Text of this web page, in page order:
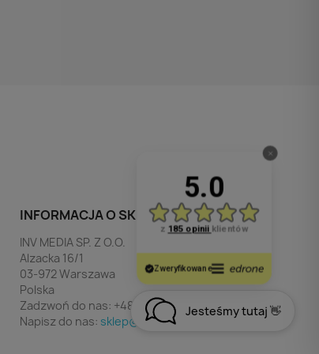
INFORMACJA O SKLEPIE
INV MEDIA SP. Z O.O.
Alzacka 16/1
03-972 Warszawa
Polska
Zadzwoń do nas: +48 790 532 449
Napisz do nas: sklep@invmedia.pl
Jesteśmy tutaj 👋